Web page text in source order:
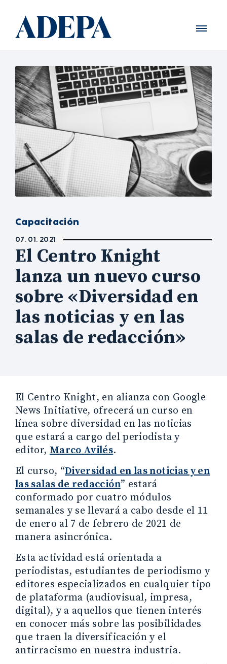
Capacitación
07. 01. 2021
El Centro Knight
lanza un nuevo curso
sobre «Diversidad en
las noticias y en las
salas de redacción»
El Centro Knight, en alianza con Google
News Initiative, ofrecerá un curso en
línea sobre diversidad en las noticias
que estará a cargo del periodista y
editor, Marco Avilés.
El curso, “Diversidad en las noticias y en
las salas de redacción” estará
conformado por cuatro módulos
semanales y se llevará a cabo desde el 11
de enero al 7 de febrero de 2021 de
manera asincrónica.
Esta actividad está orientada a
periodistas, estudiantes de periodismo y
editores especializados en cualquier tipo
de plataforma (audiovisual, impresa,
digital), y a aquellos que tienen interés
en conocer más sobre las posibilidades
que traen la diversificación y el
antirracismo en nuestra industria.